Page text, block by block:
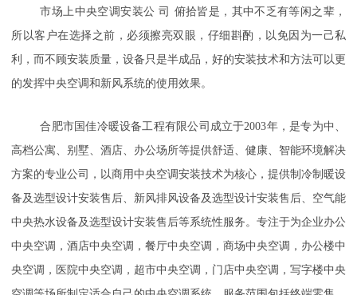
市场上中央空调安装公 司
俯拾皆是，其中不乏有等闲之辈，
所以客户在选择之前，必须擦亮双眼，仔细斟酌，以免因为一己私
利，而不顾安装质量，设备只是半成品，好的安装技术和方法可以更
的发挥中央空调和新风系统的使用效果。
合肥市国佳冷暖设备工程有限公司成立于2003年，是专为中、
高档公寓、别墅、酒店、办公场所等提供舒适、健康、智能环境解决
方案的专业公司，以商用中央空调安装技术为核心，提供制冷制暖设
备及选型设计安装售后、新风排风设备及选型设计安装售后、空气能
中央热水设备及选型设计安装售后等系统性服务。专注于为企业办公
中央空调，酒店中央空调，餐厅中央空调，商场中央空调，办公楼中
央空调，医院中央空调，超市中央空调，门店中央空调，写字楼中央